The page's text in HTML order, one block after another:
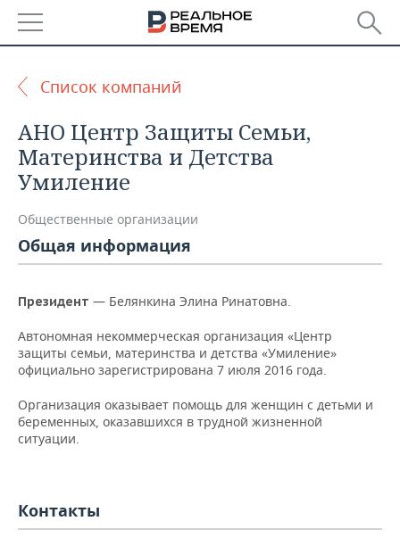
ТАТАРСТАН
УДМУРТИЯ
АНАЛИТИКА
НОВОСТИ АНАЛИТИКИ
ДЕКЛАРАЦИИ О ДОХОДАХ
КОРОЛИ ГОСЗАКАЗА ПФО
ВУЗЫ ТАТАРСТАНА
КОМУ ПРИНАДЛЕЖАТ
ТОРГОВЫЕ ЦЕНТРЫ
ТАТАРСТАНА
ЭКОНОМИКА
НОВОСТИ ЭКОНОМИКИ
ФИНАНСЫ
БАНКИ
БЮДЖЕТ
ПРОМЫШЛЕННОСТЬ
НОВОСТИ
МАШИНОСТРОЕНИЕ
НЕФТЕХИМИЯ
НЕФТЬ
ЭНЕРГЕТИКА
НЕДВИЖИМОСТЬ
НОВОСТИ НЕДВИЖИМОСТИ
АВТО
НОВОСТИ АВТО
БИЗНЕС
РОЗНИЧНАЯ ТОРГОВЛЯ
УСЛУГИ
НОВОСТИ ТЕХНОЛОГИЙ
МЕДИА
МЕРОПРИЯТИЯ
ВЫЕЗДНАЯ РЕДАКЦИЯ
НОВОСТИ СПОРТА
ОБЩЕСТВО
Список компаний
АНО Центр Защиты Семьи,
Материнства и Детства
Умиление
Общественные организации
Общая информация
Президент — Белянкина Элина Ринатовна.
Автономная некоммерческая организация «Центр
защиты семьи, материнства и детства «Умиление»
официально зарегистрирована 7 июля 2016 года.
Организация оказывает помощь для женщин с детьми и
беременных, оказавшихся в трудной жизненной
ситуации.
Контакты